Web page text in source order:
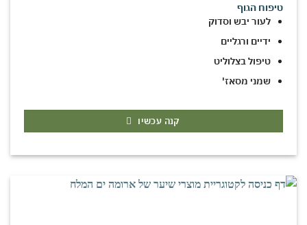
טיפוח הגוף
לעור יבש וסדוק
ידיים ורגליים
טיפול בצלוליט
שמני מסאז'
קנה עכשיו